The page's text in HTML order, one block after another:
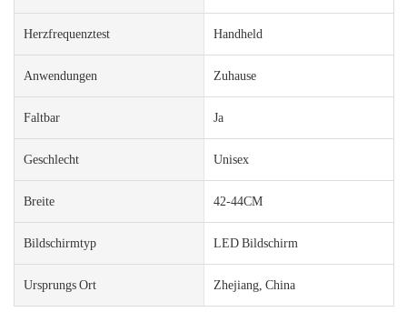
Herzfrequenztest Handheld
Anwendungen Zuhause
Faltbar Ja
Geschlecht Unisex
Breite 42-44CM
Bildschirmtyp LED Bildschirm
Ursprungs Ort Zhejiang, China